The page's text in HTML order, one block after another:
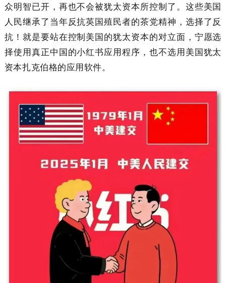
众明智已开，再也不会被犹太资本所控制了。这些美国
人民继承了当年反抗英国殖民者的茶党精神，选择了反
抗！就是要站在控制美国的犹太资本的对立面，宁愿选
择使用真正中国的小红书应用程序，也不选用美国犹太
资本扎克伯格的应用软件。